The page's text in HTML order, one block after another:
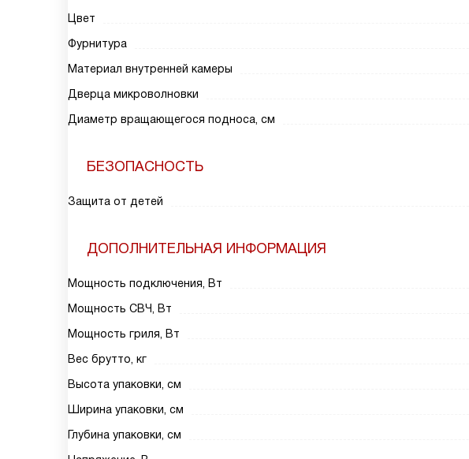
Цвет
Фурнитура
Материал внутренней камеры
Дверца микроволновки
Диаметр вращающегося подноса, cм
БЕЗОПАСНОСТЬ
Защита от детей
ДОПОЛНИТЕЛЬНАЯ ИНФОРМАЦИЯ
Мощность подключения, Вт
Мощность СВЧ, Вт
Мощность гриля, Вт
Вес брутто, кг
Высота упаковки, см
Ширина упаковки, см
Глубина упаковки, см